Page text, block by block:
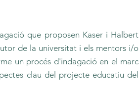
que proposen Kaser i Halbert
de la universitat i els mentors i/o
un procés d'indagació en el marc
clau del projecte educatiu del